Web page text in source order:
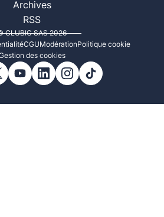
Archives
RSS
CLUBIC SAS 2026
CGUModérationPolitique cookie
des cookies